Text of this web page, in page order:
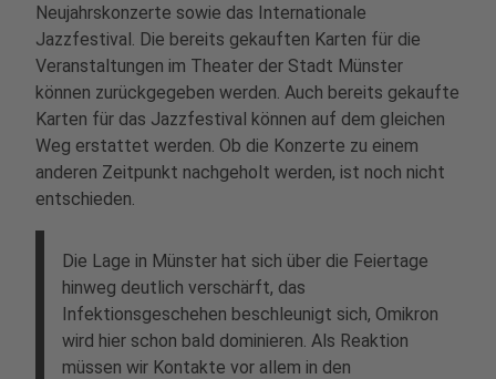
Neujahrskonzerte sowie das Internationale
Jazzfestival. Die bereits gekauften Karten für die
Veranstaltungen im Theater der Stadt Münster
können zurückgegeben werden. Auch bereits gekaufte
Karten für das Jazzfestival können auf dem gleichen
Weg erstattet werden. Ob die Konzerte zu einem
anderen Zeitpunkt nachgeholt werden, ist noch nicht
entschieden.
Die Lage in Münster hat sich über die Feiertage
hinweg deutlich verschärft, das
Infektionsgeschehen beschleunigt sich, Omikron
wird hier schon bald dominieren. Als Reaktion
müssen wir Kontakte vor allem in den